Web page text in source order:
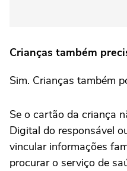
Crianças também
Sim. Crianças também
Se o cartão da criança
Digital do responsável
vincular informações
procurar o serviço de